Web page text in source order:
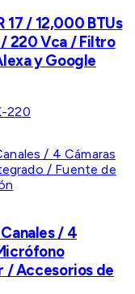
17 / 12,000 BTUs
/ 220 Vca / Filtro
y Google
220
/ 4
/ Accesorios de